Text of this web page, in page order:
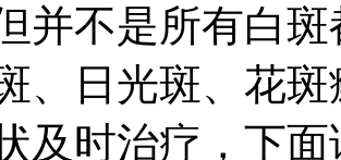
并不是所有白
、日光斑、花
及时治疗，下面